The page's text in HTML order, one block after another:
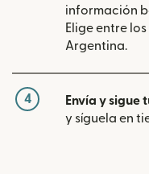
información
Elige entre
Argentina.
4 Envía y sigue
y síguela en